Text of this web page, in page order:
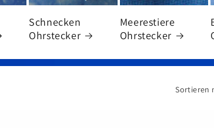
Schnecken
Ohrstecker
Meerestiere
Ohrstecker
Sortieren